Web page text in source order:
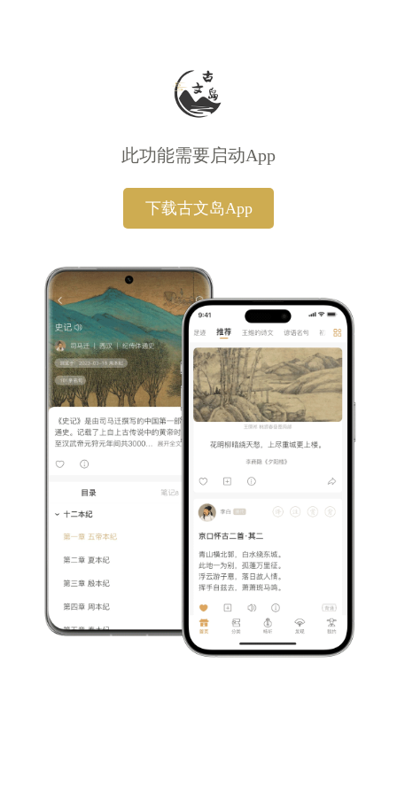
此功能需要启动App
下载古文岛App